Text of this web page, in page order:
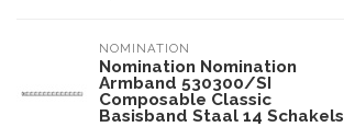
NOMINATION
Nomination Nomination
Armband 530300/SI
Composable Classic
Basisband Staal 14 Schakels